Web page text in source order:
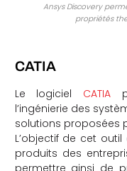
Ansys Discovery
propriétés
CATIA
Le logiciel CATIA
l’ingénierie des
solutions proposées
L’objectif de cet
produits des